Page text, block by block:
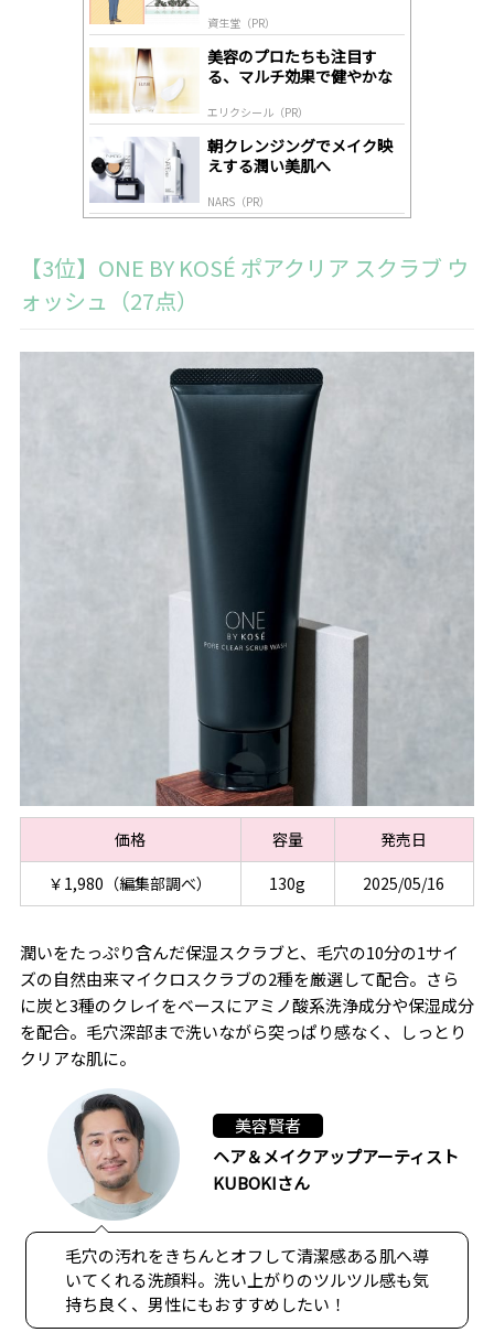
資生堂（PR）
美容のプロたちも注目す
る、マルチ効果で健やかな
エリクシール（PR）
朝クレンジングでメイク映
えする潤い美肌へ
NARS（PR）
【3位】ONE BY KOSÉ ポアクリア スクラブ ウ
ォッシュ（27点）
価格 容量
発売日
￥1,980（編集部調べ）
130g 2025/05/16
潤いをたっぷり含んだ保湿スクラブと、毛穴の10分の1サイ
ズの自然由来マイクロスクラブの2種を厳選して配合。さら
に炭と3種のクレイをベースにアミノ酸系洗浄成分や保湿成分
を配合。毛穴深部まで洗いながら突っぱり感なく、しっとり
クリアな肌に。
美容賢者
ヘア＆メイクアップアーティスト
KUBOKIさん
毛穴の汚れをきちんとオフして清潔感ある肌へ導
いてくれる洗顔料。洗い上がりのツルツル感も気
持ち良く、男性にもおすすめしたい！